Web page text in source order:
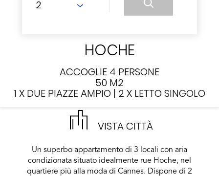
HOCHE
ACCOGLIE 4 PERSONE
50 M2
1 X DUE PIAZZE AMPIO | 2 X LETTO SINGOLO
VISTA CITTÀ
Un superbo appartamento di 3 locali con aria
condizionata situato idealmente rue Hoche, nel
quartiere più alla moda di Cannes. Dispone di 2